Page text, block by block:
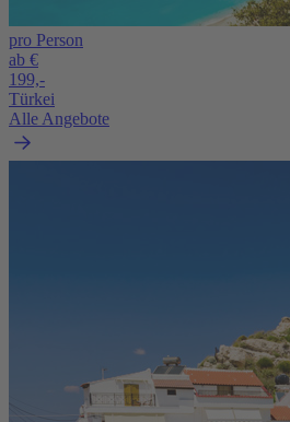
pro Person
ab €
199,-
Türkei
Alle Angebote